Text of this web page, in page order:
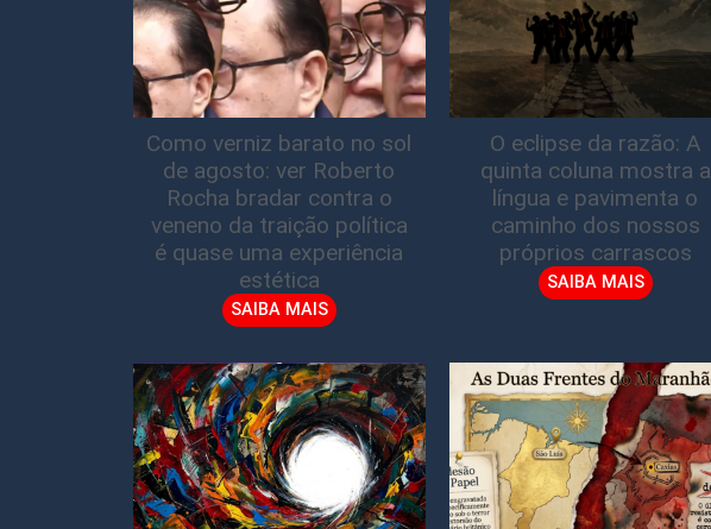
Como verniz barato no sol
de agosto: ver Roberto
Rocha bradar contra o
veneno da traição política
é quase uma experiência
estética
SAIBA MAIS
O eclipse da razão: A
quinta coluna mostra a
língua e pavimenta o
caminho dos nossos
próprios carrascos
SAIBA MAIS